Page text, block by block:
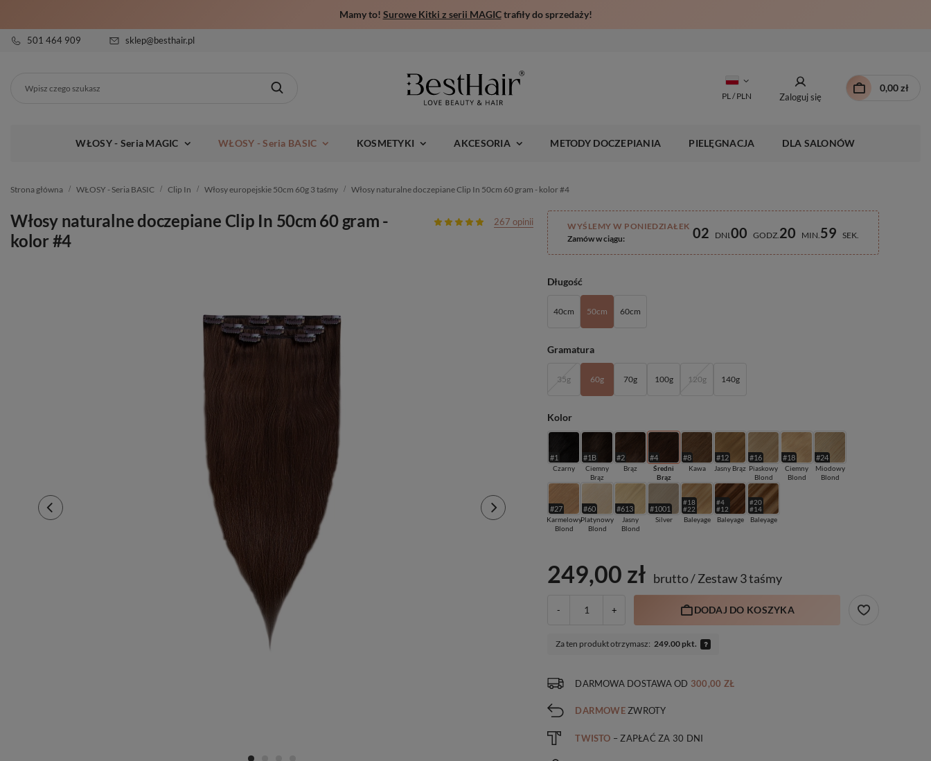
Mamy to! Surowe Kitki z serii MAGICtrafiły do sprzedaży!
501 464 909 sklep@besthair.pl
PL / PLN Zaloguj się
0,00 zł
WŁOSY - Seria MAGIC WŁOSY - Seria BASIC KOSMETYKI AKCESORIA METODY DOCZEPIANIA PIELĘGNACJA DLA SALONÓW
Strona główna WŁOSY - Seria BASIC Clip In Włosy europejskie 50cm 60g 3 taśmy Włosy naturalne doczepiane Clip In 50cm 60 gram - kolor #4
Włosy naturalne doczepiane Clip In 50cm 60 gram -
kolor #4
267 opinii
WYŚLEMY W PONIEDZIAŁEK
Zamów w ciągu:
02 DNI00 GODZ 20 MIN 58 SEK
Długość
40cm 50cm 60cm
Gramatura
35g 60g 70g 100g 120g 140g
Kolor
#1
Czarny
#1B
Ciemny
Brąz
#2
Brąz
#4
Średni
Brąz
#8
Kawa
#12
Jasny Brąz
#16
Piaskowy
Blond
#18
Ciemny
Blond
#24
Miodowy
Blond
#27
Karmelowy
Blond
#60
Platynowy
Blond
#613
Jasny
Blond
#1001
Silver
#18
#22
Baleyage
#4
#12
Baleyage
#20
#14
Baleyage
249,00 zł brutto/Zestaw 3 taśmy
- + DODAJ DO KOSZYKA
Za ten produkt otrzymasz: 249.00 pkt.
DARMOWA DOSTAWAOD 300,00 ZŁ
DARMOWEZWROTY
TWISTO – ZAPŁAĆ ZA 30 DNI